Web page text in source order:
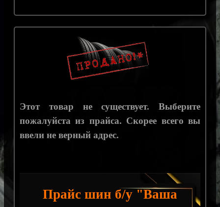
Этот товар не существует. Выберите
пожалуйста из прайса. Скорее всего вы
ввели не верный адрес.
Прайс шин б/у "Ваша